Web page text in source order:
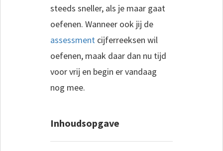
steeds sneller, als je maar gaat
oefenen. Wanneer ook jij de
assessment cijferreeksen wil
oefenen, maak daar dan nu tijd
voor vrij en begin er vandaag
nog mee.
Inhoudsopgave